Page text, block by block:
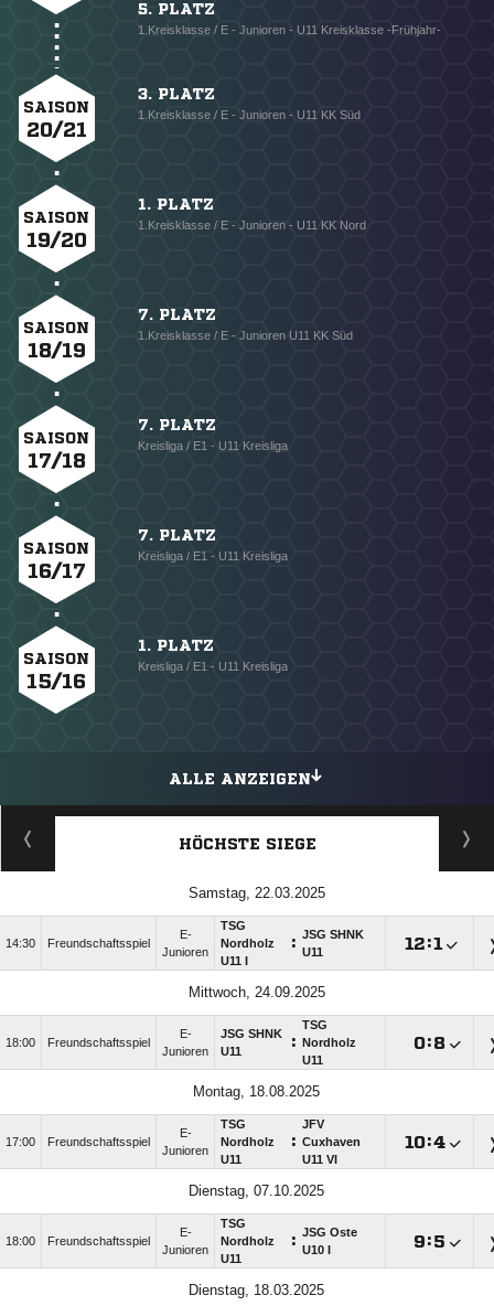
5. PLATZ
1.Kreisklasse / E - Junioren - U11 Kreisklasse -Frühjahr-
SAISON
20/21
3. PLATZ
1.Kreisklasse / E - Junioren - U11 KK Süd
SAISON
19/20
1. PLATZ
1.Kreisklasse / E - Junioren - U11 KK Nord
SAISON
18/19
7. PLATZ
1.Kreisklasse / E - Junioren U11 KK Süd
SAISON
17/18
7. PLATZ
Kreisliga / E1 - U11 Kreisliga
SAISON
16/17
7. PLATZ
Kreisliga / E1 - U11 Kreisliga
SAISON
15/16
1. PLATZ
Kreisliga / E1 - U11 Kreisliga
ALLE ANZEIGEN
HÖCHSTE SIEGE
Samstag, 22.03.2025
14:30 Freundschaftsspiel
E-
Junioren
TSG
Nordholz
U11 I
: JSG SHNK
U11
:
Mittwoch, 24.09.2025
18:00 Freundschaftsspiel
E-
Junioren
JSG SHNK
U11
:
TSG
Nordholz
U11
:
Montag, 18.08.2025
17:00 Freundschaftsspiel
E-
Junioren
TSG
Nordholz
U11
:
JFV
Cuxhaven
U11 VI
:
Dienstag, 07.10.2025
18:00 Freundschaftsspiel
E-
Junioren
TSG
Nordholz
U11
: JSG Oste
U10 I
:
Dienstag, 18.03.2025